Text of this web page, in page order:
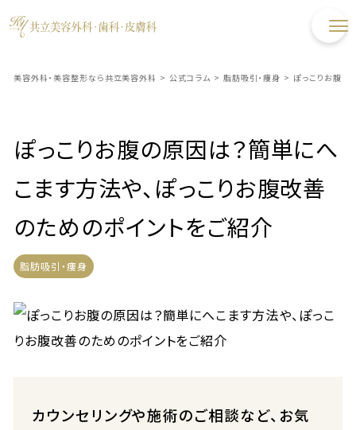
美容外科・美容整形なら共立美容外科 > 公式コラム > 脂肪吸引・痩身 > ぽっこりお腹の
ぽっこりお腹の原因は？簡単にへ
こます方法や、ぽっこりお腹改善
のためのポイントをご紹介
脂肪吸引・痩身
カウンセリングや施術のご相談など、お気